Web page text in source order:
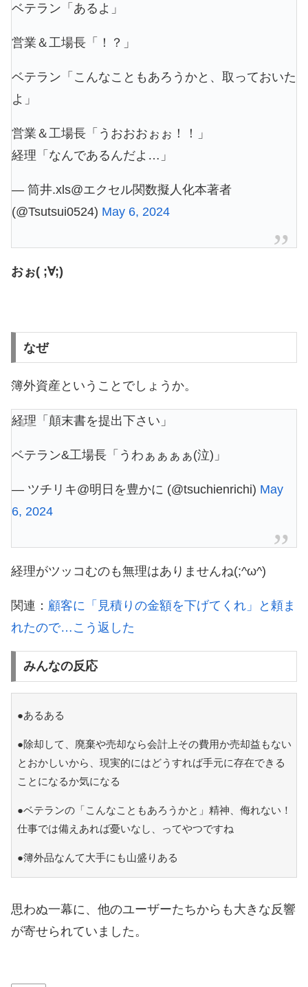
ベテラン「あるよ」
営業＆工場長「！？」
ベテラン「こんなこともあろうかと、取っておいた
よ」
営業＆工場長「うおおおぉぉ！！」
経理「なんであるんだよ…」
— 筒井.xls@エクセル関数擬人化本著者
(@Tsutsui0524) May 6, 2024
おぉ( ;∀;)
なぜ
簿外資産ということでしょうか。
経理「顛末書を提出下さい」
ベテラン&工場長「うわぁぁぁぁ(泣)」
— ツチリキ@明日を豊かに (@tsuchienrichi) May
6, 2024
経理がツッコむのも無理はありませんね(;^ω^)
関連： 顧客に「見積りの金額を下げてくれ」と頼ま
れたので…こう返した
みんなの反応
●あるある
●除却して、廃棄や売却なら会計上その費用か売却益もない
とおかしいから、現実的にはどうすれば手元に存在できる
ことになるか気になる
●ベテランの「こんなこともあろうかと」精神、侮れない！
仕事では備えあれば憂いなし、ってやつですね
●簿外品なんて大手にも山盛りある
思わぬ一幕に、他のユーザーたちからも大きな反響
が寄せられていました。